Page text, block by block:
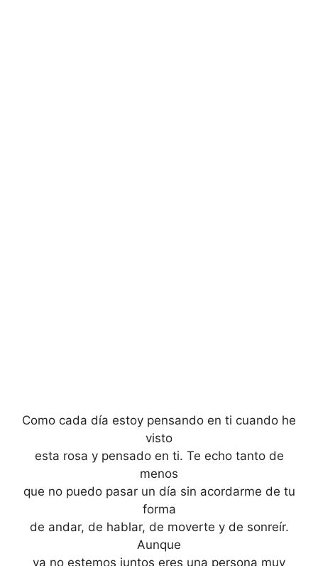
Como cada día estoy pensando en ti cuando he
visto
esta rosa y pensado en ti. Te echo tanto de
menos
que no puedo pasar un día sin acordarme de tu
forma
de andar, de hablar, de moverte y de sonreír.
Aunque
ya no estemos juntos eres una persona muy